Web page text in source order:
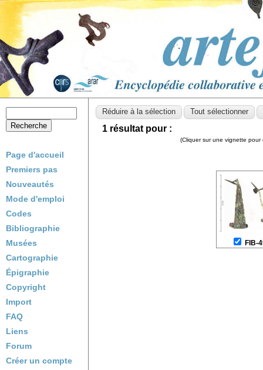
Page d'accueil
Premiers pas
Nouveautés
Mode d'emploi
Codes
Bibliographie
Musées
Cartographie
Épigraphie
Copyright
Import
FAQ
Liens
Forum
Créer un compte
1 résultat pour :
(Cliquer sur une vignette
FIB-